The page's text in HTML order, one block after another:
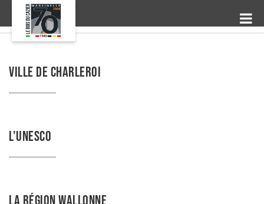
VILLE DE CHARLEROI
L'UNESCO